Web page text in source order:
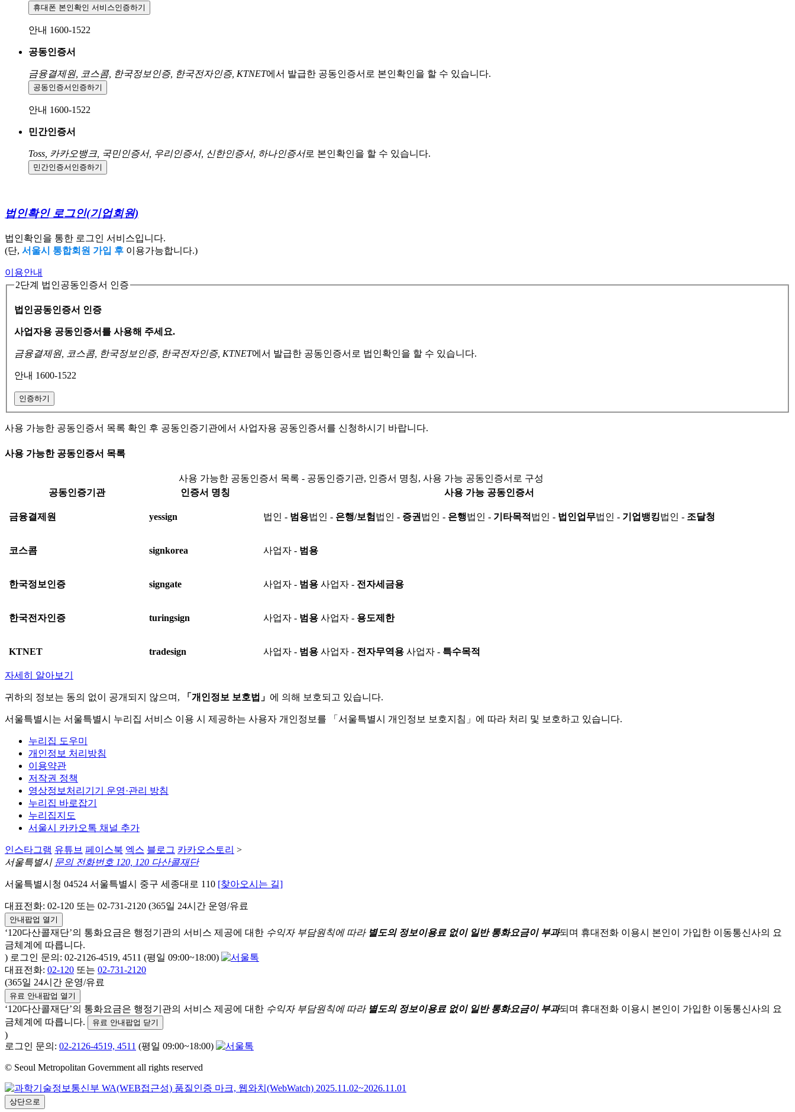
휴대폰 본인확인 서비스인증하기
안내 1600-1522
공동인증서
금융결제원, 코스콤, 한국정보인증, 한국전자인증, KTNET에서 발급한 공동인증서로 본인확인을 할 수 있습니다.
공동인증서 인증하기
안내 1600-1522
민간인증서
Toss, 카카오뱅크, 국민인증서, 우리인증서, 신한인증서, 하나인증서로 본인확인을 할 수 있습니다.
민간인증서 인증하기
법인확인 로그인(기업회원)
법인확인을 통한 로그인 서비스입니다.
(단, 서울시 통합회원 가입 후 이용가능합니다.)
이용안내
2단계 법인공동인증서 인증
법인공동인증서 인증
사업자용 공동인증서를 사용해 주세요.
금융결제원, 코스콤, 한국정보인증, 한국전자인증, KTNET에서 발급한 공동인증서로 법인확인을 할 수 있습니다.
안내 1600-1522
인증하기
사용 가능한 공동인증서 목록 확인 후 공동인증기관에서 사업자용 공동인증서를 신청하시기 바랍니다.
사용 가능한 공동인증서 목록
사용 가능한 공동인증서 목록 - 공동인증기관, 인증서 명칭, 사용 가능 공동인증서로 구성
공동인증기관
인증서 명칭 사용 가능 공동인증서
금융결제원 yessign 법인 - 범용법인 - 은행/보험 법인 - 증권 법인 - 은행법인 - 기타목적 법인 - 법인업무법인 - 기업뱅킹법인 - 조달청
코스콤 signkorea 사업자 - 범용
한국정보인증 signgate 사업자 - 범용 사업자 - 전자세금용
한국전자인증 turingsign 사업자 - 범용 사업자 - 용도제한
KTNET tradesign 사업자 - 범용 사업자 - 전자무역용 사업자 - 특수목적
자세히 알아보기
귀하의 정보는 동의 없이 공개되지 않으며, 「개인정보 보호법」 에 의해 보호되고 있습니다.
서울특별시는 서울특별시 누리집 서비스 이용 시 제공하는 사용자 개인정보를 「서울특별시 개인정보 보호지침」에 따라 처리 및 보호하고 있습니다.
누리집 도우미
개인정보 처리방침
이용약관
저작권 정책
영상정보처리기기 운영·관리 방침
누리집 바로잡기
누리집지도
서울시 카카오톡 채널 추가
인스타그램 유튜브 페이스북 엑스 블로그 카카오스토리 >
서울특별시 문의 전화번호 120, 120 다산콜재단
서울특별시청 04524 서울특별시 중구 세종대로 110 [찾아오시는 길]
대표전화: 02-120 또는 02-731-2120 (365일 24시간 운영/유료
안내팝업 열기
‘120다산콜재단’의 통화요금은 행정기관의 서비스 제공에 대한 수익자 부담원칙에 따라 별도의 정보이용료 없이 일반 통화요금이 부과되며 휴대전화 이용시 본인이 가입한 이동통신사의 요
금체계에 따릅니다.
) 로그인 문의: 02-2126-4519, 4511 (평일 09:00~18:00)
대표전화: 02-120 또는 02-731-2120
(365일 24시간 운영/유료
유료 안내팝업 열기
‘120다산콜재단’의 통화요금은 행정기관의 서비스 제공에 대한 수익자 부담원칙에 따라 별도의 정보이용료 없이 일반 통화요금이 부과되며 휴대전화 이용시 본인이 가입한 이동통신사의 요
금체계에 따릅니다.
유료 안내팝업 닫기
)
로그인 문의: 02-2126-4519, 4511 (평일 09:00~18:00)
© Seoul Metropolitan Government all rights reserved
상단으로